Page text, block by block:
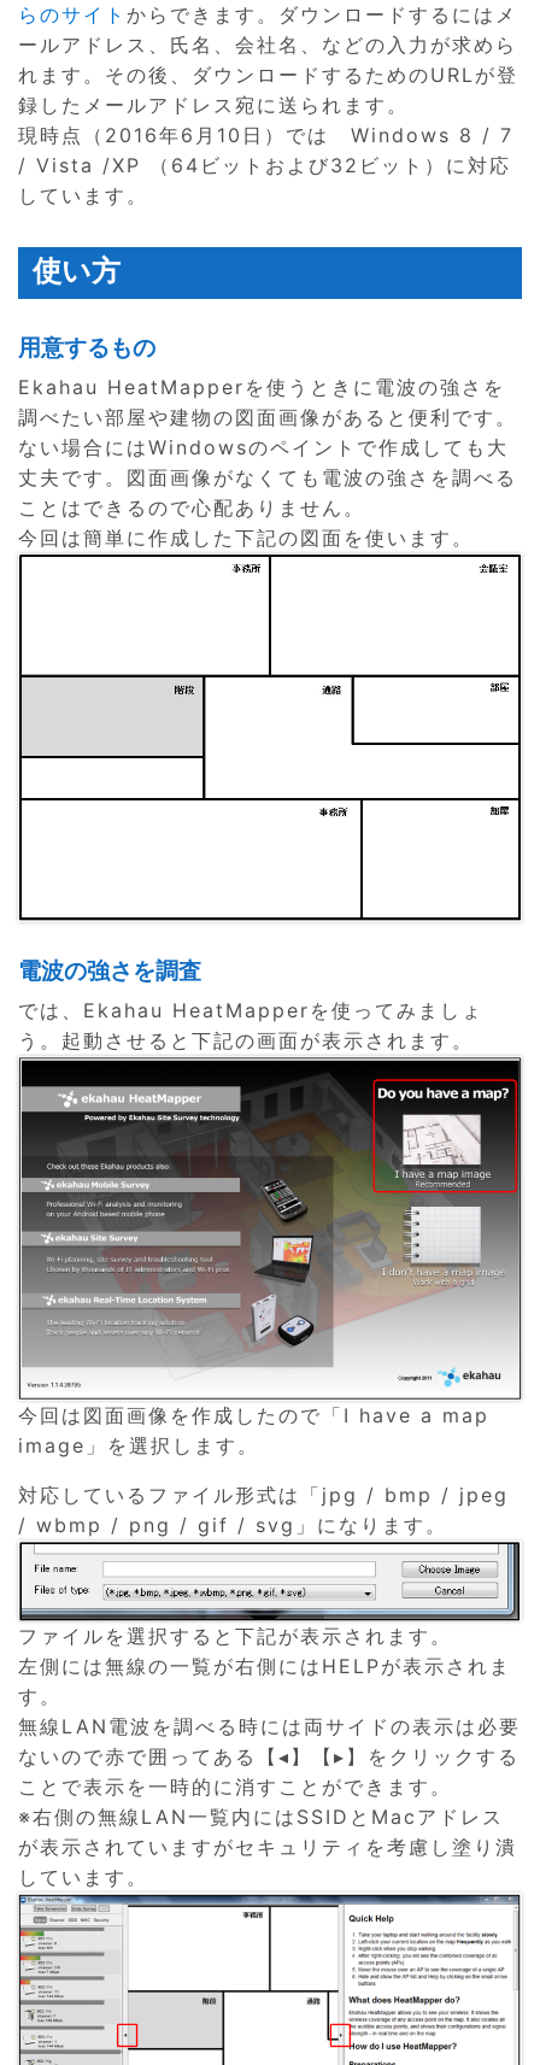
らのサイト からできます。ダウンロードするにはメ
ールアドレス、氏名、会社名、などの入力が求めら
れます。その後、ダウンロードするためのURLが登
録したメールアドレス宛に送られます。
現時点（2016年6月10日）では Windows 8 / 7
/ Vista /XP （64ビットおよび32ビット）に対応
しています。
使い方
用意するもの
Ekahau HeatMapperを使うときに電波の強さを
調べたい部屋や建物の図面画像があると便利です。
ない場合にはWindowsのペイントで作成しても大
丈夫です。図面画像がなくても電波の強さを調べる
ことはできるので心配ありません。
今回は簡単に作成した下記の図面を使います。
電波の強さを調査
では、Ekahau HeatMapperを使ってみましょ
う。起動させると下記の画面が表示されます。
今回は図面画像を作成したので「I have a map
image」を選択します。
対応しているファイル形式は「jpg / bmp / jpeg
/ wbmp / png / gif / svg」になります。
ファイルを選択すると下記が表示されます。
左側には無線の一覧が右側にはHELPが表示されま
す。
無線LAN電波を調べる時には両サイドの表示は必要
ないので赤で囲ってある【◂】【▸】をクリックする
ことで表示を一時的に消すことができます。
※右側の無線LAN一覧内にはSSIDとMacアドレス
が表示されていますがセキュリティを考慮し塗り潰
しています。